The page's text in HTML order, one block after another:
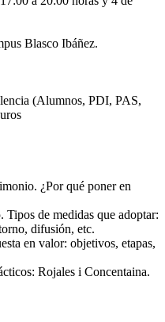
Blasco Ibáñez.
(Alumnos, PDI, PAS,
¿Por qué poner en
de medidas que adoptar:
difusión, etc.
en valor: objetivos, etapas,
Rojales i Concentaina.